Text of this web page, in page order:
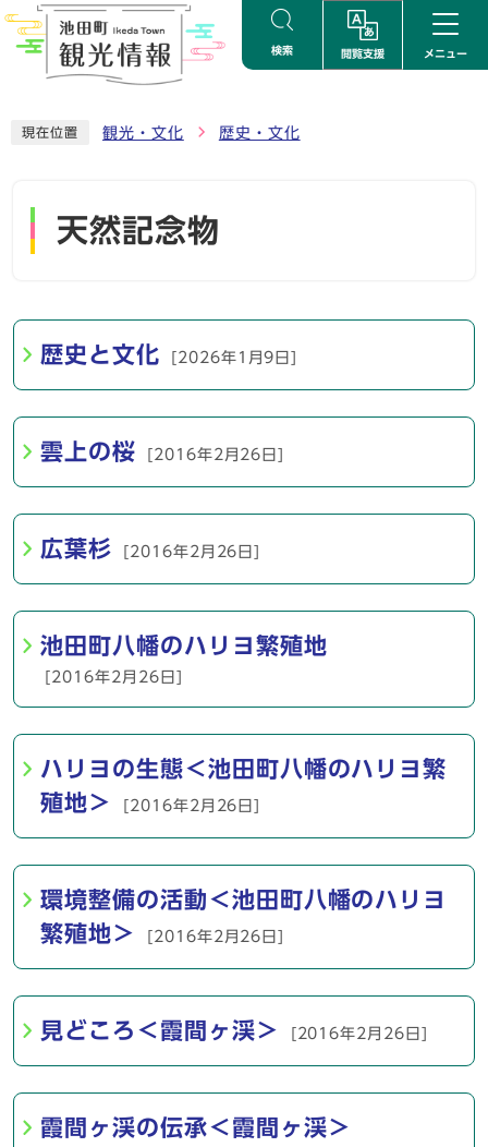
ページの先頭です
検索 閲覧支援 メニュー
現在位置 観光・文化 歴史・文化
天然記念物
メインメニュー
歴史と文化 [2026年1月9日]
雲上の桜 [2016年2月26日]
広葉杉 [2016年2月26日]
池田町八幡のハリヨ繁殖地
[2016年2月26日]
ハリヨの生態＜池田町八幡のハリヨ繁
殖地＞
[2016年2月26日]
環境整備の活動＜池田町八幡のハリヨ
繁殖地＞
[2016年2月26日]
見どころ＜霞間ヶ渓＞ [2016年2月26日]
霞間ヶ渓の伝承＜霞間ヶ渓＞